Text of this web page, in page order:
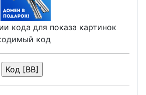
кода для показа картинок
код